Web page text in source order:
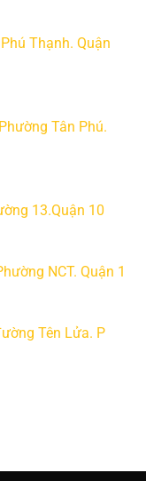
Thạnh. Quận
Tân Phú.
13.Quận 10
NCT. Quận 1
Tên Lửa. P